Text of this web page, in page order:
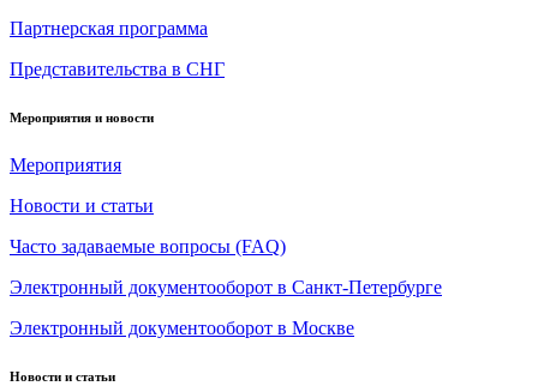
Партнерская программа
Представительства в СНГ
Мероприятия и новости
Мероприятия
Новости и статьи
Часто задаваемые вопросы (FAQ)
Электронный документооборот в Санкт-Петербурге
Электронный документооборот в Москве
Новости и статьи